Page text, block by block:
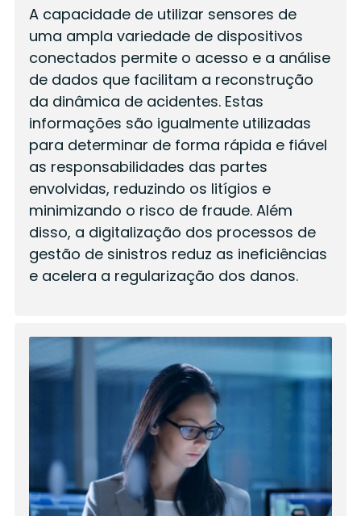
A capacidade de utilizar sensores de
uma ampla variedade de dispositivos
conectados permite o acesso e a análise
de dados que facilitam a reconstrução
da dinâmica de acidentes. Estas
informações são igualmente utilizadas
para determinar de forma rápida e fiável
as responsabilidades das partes
envolvidas, reduzindo os litígios e
minimizando o risco de fraude. Além
disso, a digitalização dos processos de
gestão de sinistros reduz as ineficiências
e acelera a regularização dos danos.